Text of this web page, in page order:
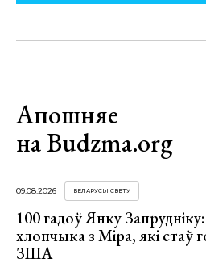
Апошняе
на Budzma.org
09.08.2026 БЕЛАРУСЫ СВЕТУ
100 гадоў Янку
хлопчыка з Міра, які стаў
ЗША